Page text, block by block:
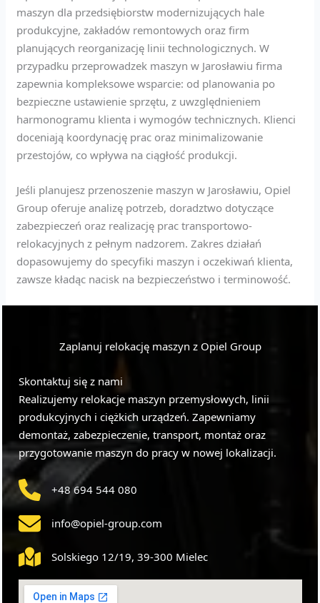
maszyn dla przedsiębiorstw modernizujących hale
produkcyjne, zakładów remontowych oraz firm
planujących reorganizację linii technologicznych. W
przypadku przeprowadzek maszyn w Jarosławiu firma
zapewnia kompleksowe wsparcie: od planowania po
bezpieczne ustawienie sprzętu, z uwzględnieniem
harmonogramu klienta i wymogów technicznych. Klienci
doceniają koordynację prac oraz minimalizowanie
przestojów, co wpływa na ciągłość produkcji.
Jeśli planujesz przenoszenie maszyn w Jarosławiu, Opiel
Group oferuje analizę potrzeb, doradztwo dotyczące
zabezpieczeń oraz realizację prac transportowo-
relokacyjnych z pełnym nadzorem. Zakres działań
dopasowujemy do specyfiki maszyn i oczekiwań klienta,
zawsze kładąc nacisk na bezpieczeństwo i terminowość.
Zaplanuj relokację maszyn z Opiel Group
Skontaktuj się z nami
Realizujemy relokacje maszyn przemysłowych, linii
produkcyjnych i ciężkich urządzeń. Zapewniamy
demontaż, zabezpieczenie, transport, montaż oraz
przygotowanie maszyn do pracy w nowej lokalizacji.
+48 694 544 080
info@opiel-group.com
Solskiego 12/19, 39-300 Mielec